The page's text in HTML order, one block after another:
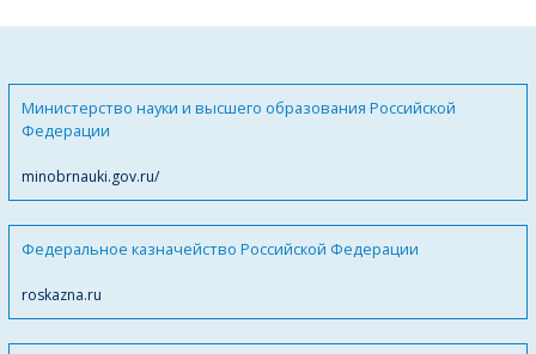
Министерство науки и высшего образования Российской
Федерации
minobrnauki.gov.ru/
Федеральное казначейство Российской Федерации
roskazna.ru